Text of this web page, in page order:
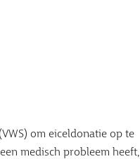
om eiceldonatie op te
medisch probleem heeft,